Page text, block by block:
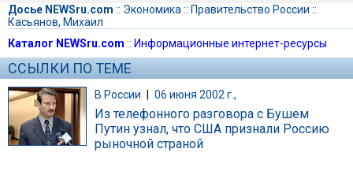
Досье NEWSru.com :: Экономика :: Правительство России ::
Касьянов, Михаил
Каталог NEWSru.com :: Информационные интернет-ресурсы
ССЫЛКИ ПО ТЕМЕ
В России | 06 июня 2002 г.,
Из телефонного разговора с Бушем
Путин узнал, что США признали Россию
рыночной страной